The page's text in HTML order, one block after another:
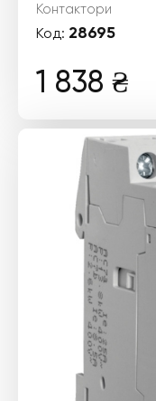
Контактори
Код: 28695
1 838 ₴